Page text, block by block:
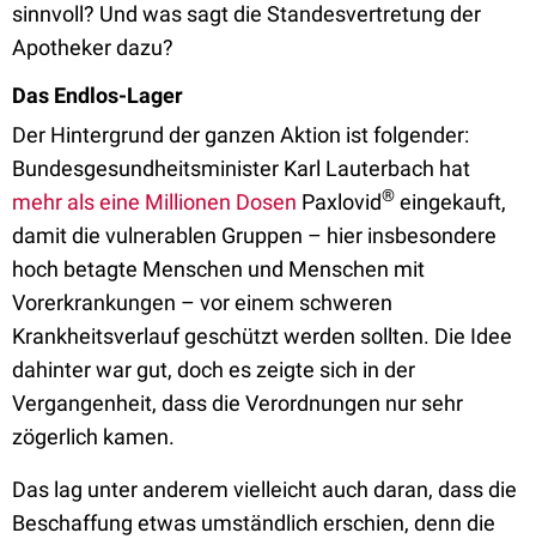
sinnvoll? Und was sagt die Standesvertretung der
Apotheker dazu?
Das Endlos-Lager
Der Hintergrund der ganzen Aktion ist folgender:
Bundesgesundheitsminister Karl Lauterbach hat
mehr als eine Millionen Dosen Paxlovid® eingekauft,
damit die vulnerablen Gruppen – hier insbesondere
hoch betagte Menschen und Menschen mit
Vorerkrankungen – vor einem schweren
Krankheitsverlauf geschützt werden sollten. Die Idee
dahinter war gut, doch es zeigte sich in der
Vergangenheit, dass die Verordnungen nur sehr
zögerlich kamen.
Das lag unter anderem vielleicht auch daran, dass die
Beschaffung etwas umständlich erschien, denn die